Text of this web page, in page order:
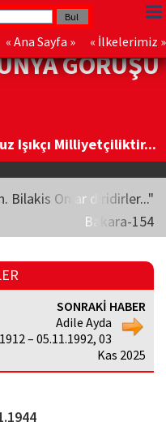
« Ana Sayfa » « İlkelerimiz »
GÖRÜŞÜ
Işıkçı Milliyetçiliktir...
Bilakis Onlar diridirler..."
Bakara-154
SONRAKİ HABER
Adile Ayda
1912 – 05.11.1992, 03
Kas 2025